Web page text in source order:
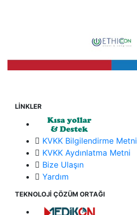
LİNKLER
KVKK Bilgilendirme Metni
KVKK Aydınlatma Metni
Bize Ulaşın
Yardım
TEKNOLOJİ ÇÖZÜM ORTAĞI